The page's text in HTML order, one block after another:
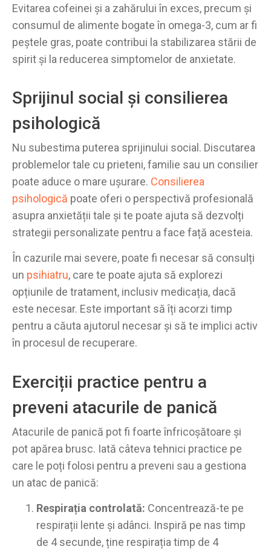
Evitarea cofeinei și a zahărului în exces, precum și
consumul de alimente bogate în omega-3, cum ar fi
peștele gras, poate contribui la stabilizarea stării de
spirit și la reducerea simptomelor de anxietate.
Sprijinul social și consilierea
psihologică
Nu subestima puterea sprijinului social. Discutarea
problemelor tale cu prieteni, familie sau un consilier
poate aduce o mare ușurare. Consilierea
psihologică poate oferi o perspectivă profesională
asupra anxietății tale și te poate ajuta să dezvolți
strategii personalizate pentru a face față acesteia.
În cazurile mai severe, poate fi necesar să consulți
un psihiatru, care te poate ajuta să explorezi
opțiunile de tratament, inclusiv medicația, dacă
este necesar. Este important să îți acorzi timp
pentru a căuta ajutorul necesar și să te implici activ
în procesul de recuperare.
Exerciții practice pentru a
preveni atacurile de panică
Atacurile de panică pot fi foarte înfricoșătoare și
pot apărea brusc. Iată câteva tehnici practice pe
care le poți folosi pentru a preveni sau a gestiona
un atac de panică:
Respirația controlată: Concentrează-te pe
respirații lente și adânci. Inspiră pe nas timp
de 4 secunde, ține respirația timp de 4